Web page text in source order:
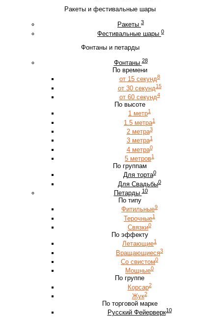
Ракеты и фестивальные шары
Ракеты 3
Фестивальные шары 0
Фонтаны и петарды
Фонтаны 28
По времени
от 15 секунд8
от 30 секунд15
от 60 секунд4
По высоте
1 метр1
1.5 метра1
2 метра3
3 метра1
4 метра0
5 метров1
По группам
Для торта0
Для Свадьбы0
Петарды 10
По типу
Фитильные9
Терочные1
Связки0
По эффекту
Летающие1
Вращающиеся3
Со свистом0
Мощные0
По группе
Корсар2
Жук2
По торговой марке
Русский Фейерверк10